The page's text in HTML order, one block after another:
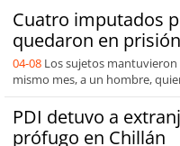
Cuatro imputados
quedaron en
04-08 Los sujetos
mismo mes, a un hombre,
PDI detuvo a
prófugo en Chillán